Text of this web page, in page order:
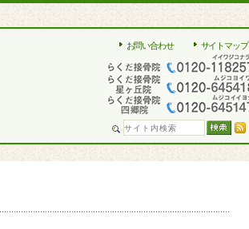
お問い合わせ サイトマップ